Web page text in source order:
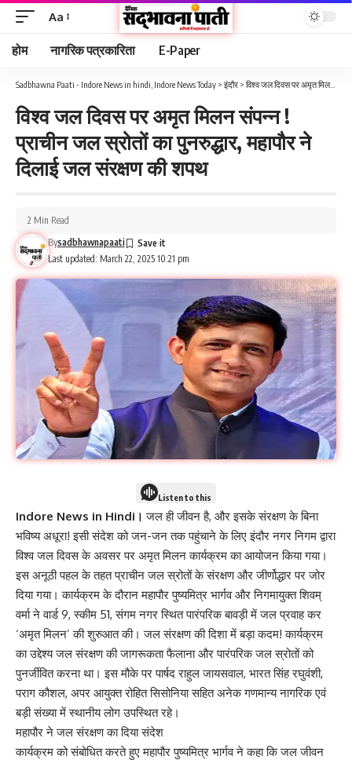
Aa
होम नागरिक पत्रकारिता E-Paper
Sadbhawna Paati - Indore News in hindi, Indore News Today > इंदौर > विश्व जल दिवस पर अमृत मिलन संपन्न ! प्राचीन जल स्रोतों का पुनरुद्धार, महापौर ने दिलाई जल संरक्षण की शपथ
विश्व जल दिवस पर अमृत मिलन संपन्न !
प्राचीन जल स्रोतों का पुनरुद्धार, महापौर ने
दिलाई जल संरक्षण की शपथ
Last updated: March 22, 2025 10:21 pm
Bysadbhawnapaati
2 Min Read
Listen to this
Indore News in Hindi। जल ही जीवन है, और इसके संरक्षण के बिना
भविष्य अधूरा! इसी संदेश को जन-जन तक पहुंचाने के लिए इंदौर नगर निगम द्वारा
विश्व जल दिवस के अवसर पर अमृत मिलन कार्यक्रम का आयोजन किया गया।
इस अनूठी पहल के तहत प्राचीन जल स्रोतों के संरक्षण और जीर्णोद्धार पर जोर
दिया गया। कार्यक्रम के दौरान महापौर पुष्यमित्र भार्गव और निगमायुक्त शिवम्
वर्मा ने वार्ड 9, स्कीम 51, संगम नगर स्थित पारंपरिक बावड़ी में जल प्रवाह कर
‘अमृत मिलन’ की शुरुआत की। जल संरक्षण की दिशा में बड़ा कदम! कार्यक्रम
का उद्देश्य जल संरक्षण की जागरूकता फैलाना और पारंपरिक जल स्रोतों को
पुनर्जीवित करना था। इस मौके पर पार्षद राहुल जायसवाल, भारत सिंह रघुवंशी,
पराग कौशल, अपर आयुक्त रोहित सिसोनिया सहित अनेक गणमान्य नागरिक एवं
बड़ी संख्या में स्थानीय लोग उपस्थित रहे।
महापौर ने जल संरक्षण का दिया संदेश
कार्यक्रम को संबोधित करते हुए महापौर पुष्यमित्र भार्गव ने कहा कि जल जीवन